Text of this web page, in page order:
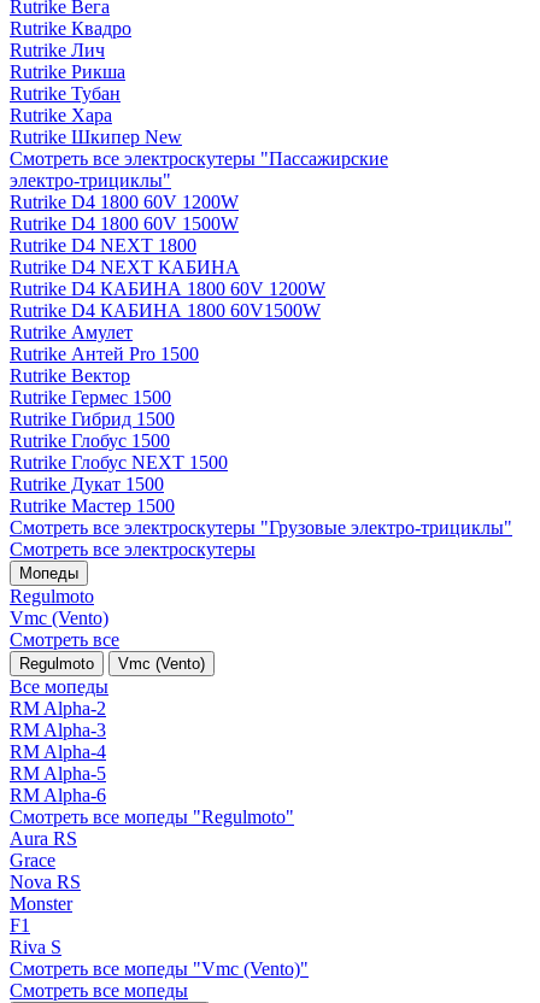
Rutrike Вега
Rutrike Квадро
Rutrike Лич
Rutrike Рикша
Rutrike Тубан
Rutrike Хара
Rutrike Шкипер New
Смотреть все электро­скутеры "Пассажирские
электро‑трициклы"
Rutrike D4 1800 60V 1200W
Rutrike D4 1800 60V 1500W
Rutrike D4 NEXT 1800
Rutrike D4 NEXT КАБИНА
Rutrike D4 КАБИНА 1800 60V 1200W
Rutrike D4 КАБИНА 1800 60V1500W
Rutrike Амулет
Rutrike Антей Pro 1500
Rutrike Вектор
Rutrike Гермес 1500
Rutrike Гибрид 1500
Rutrike Глобус 1500
Rutrike Глобус NEXT 1500
Rutrike Дукат 1500
Rutrike Мастер 1500
Смотреть все электро­скутеры "Грузовые электро‑трициклы"
Смотреть все электро­скутеры
Мопеды
Regulmoto
Vmc (Vento)
Смотреть все
Regulmoto Vmc (Vento)
Все мопеды
RM Alpha-2
RM Alpha-3
RM Alpha-4
RM Alpha-5
RM Alpha-6
Смотреть все мопеды "Regulmoto"
Aura RS
Grace
Nova RS
Monster
F1
Riva S
Смотреть все мопеды "Vmc (Vento)"
Смотреть все мопеды